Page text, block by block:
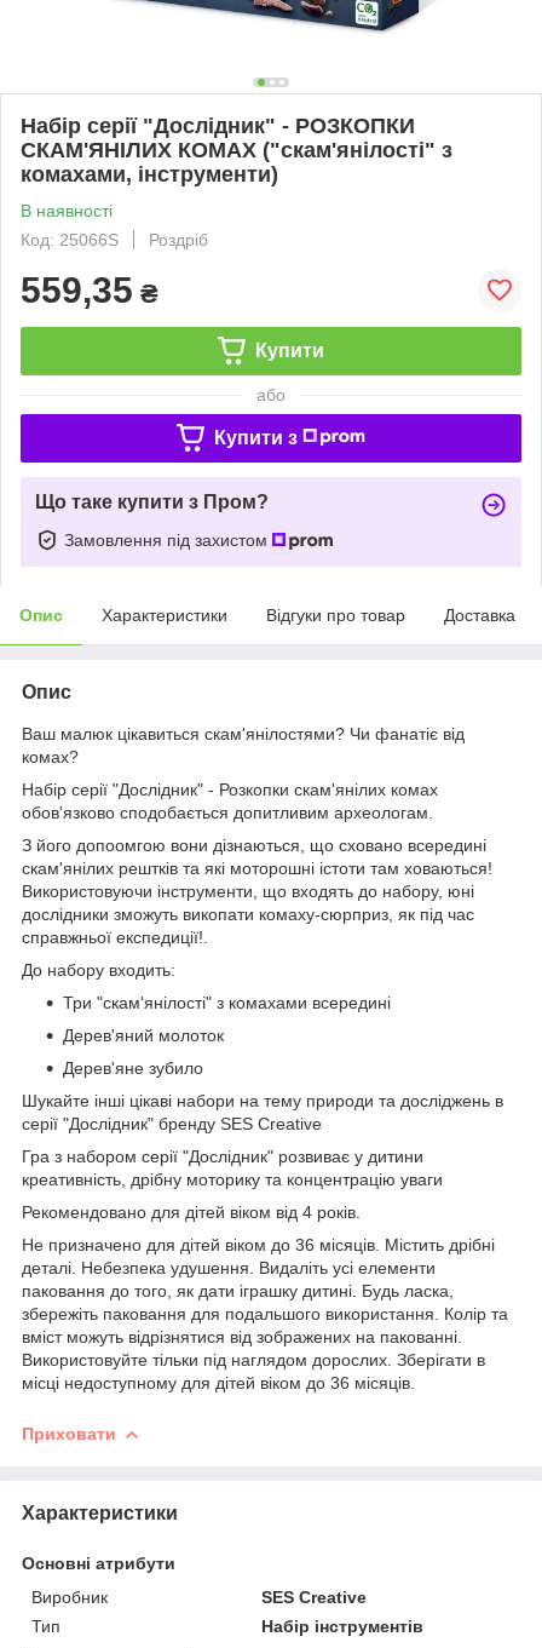
Набір серії "Дослідник" - РОЗКОПКИ
СКАМ'ЯНІЛИХ КОМАХ ("скам'янілості" з
комахами, інструменти)
В наявності
Код: 25066S
Роздріб
559,35 ₴
Купити
або
Купити з
Що таке купити з Пром?
Замовлення під захистом
Опис Характеристики Відгуки про товар Доставка
Опис
Ваш малюк цікавиться скам'янілостями? Чи фанатіє від
комах?
Набір серії "Дослідник" - Розкопки скам'янілих комах
обов'язково сподобається допитливим археологам.
З його допоомгою вони дізнаються, що сховано всередині
скам'янілих рештків та які моторошні істоти там ховаються!
Використовуючи інструменти, що входять до набору, юні
дослідники зможуть викопати комаху-сюрприз, як під час
справжньої експедиції!.
До набору входить:
Три "скам'янілості" з комахами всередині
Дерев'яний молоток
Дерев'яне зубило
Шукайте інші цікаві набори на тему природи та досліджень в
серії "Дослідник" бренду SES Creative
Гра з набором серії "Дослідник" розвиває у дитини
креативність, дрібну моторику та концентрацію уваги
Рекомендовано для дітей віком від 4 років.
Не призначено для дітей віком до 36 місяців. Містить дрібні
деталі. Небезпека удушення. Видаліть усі елементи
паковання до того, як дати іграшку дитині. Будь ласка,
збережіть паковання для подальшого використання. Колір та
вміст можуть відрізнятися від зображених на пакованні.
Використовуйте тільки під наглядом дорослих. Зберігати в
місці недоступному для дітей віком до 36 місяців.
Приховати
Характеристики
Основні атрибути
Виробник
SES Creatіve
Тип
Набір інструментів